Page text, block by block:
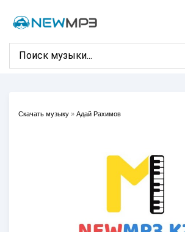
Скачать музыку » Адай Рахимов